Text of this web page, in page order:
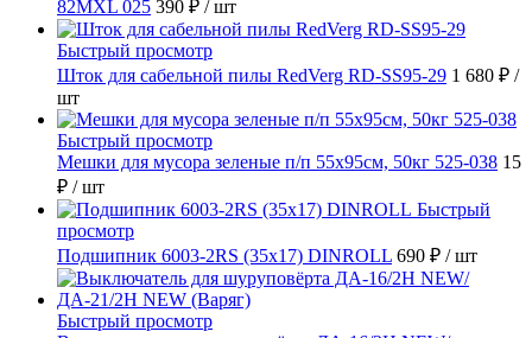
82MXL 025 390 ₽ / шт
Быстрый просмотр
Шток для сабельной пилы RedVerg RD-SS95-29 1 680 ₽ /
шт
Быстрый просмотр
Мешки для мусора зеленые п/п 55х95см, 50кг 525-038 15
₽ / шт
Быстрый
просмотр
Подшипник 6003-2RS (35х17) DINROLL 690 ₽ / шт
Быстрый просмотр